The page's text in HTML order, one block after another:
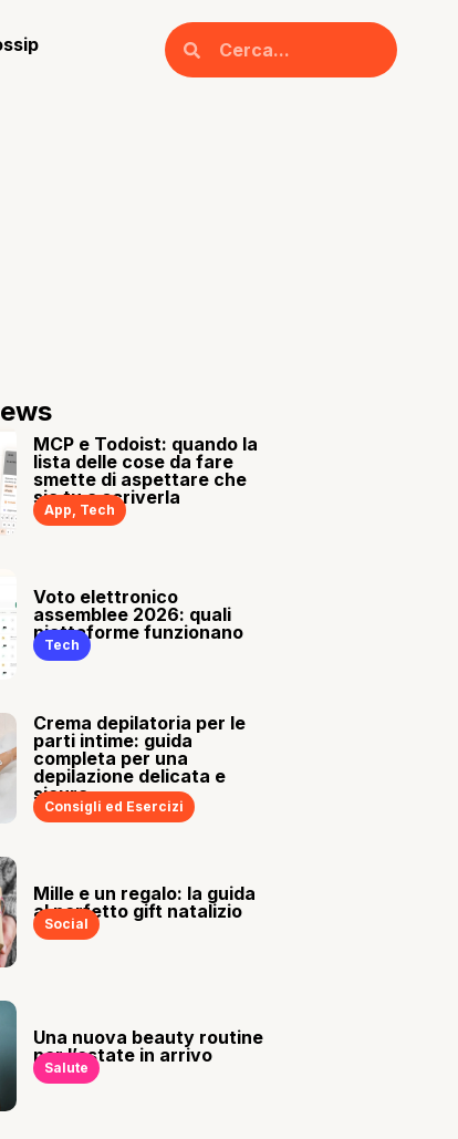
MCP e Todoist: quando la
lista delle cose da fare
smette di aspettare che
sia tu a scriverla
App, Tech
Voto elettronico
assemblee 2026: quali
piattaforme funzionano
Tech
Crema depilatoria per le
parti intime: guida
completa per una
depilazione delicata e
sicura
Consigli ed Esercizi
Mille e un regalo: la guida
al perfetto gift natalizio
Social
Una nuova beauty routine
per l’estate in arrivo
Salute